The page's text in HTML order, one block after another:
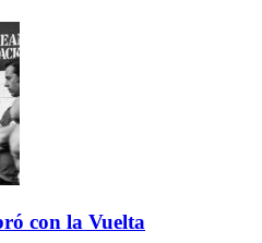
con la Vuelta